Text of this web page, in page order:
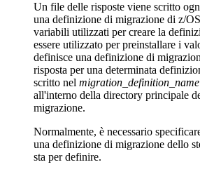
Un file delle risposte viene scritto
una definizione di migrazione di z/
variabili utilizzati per creare la
essere utilizzato per preinstallare i
definisce una definizione di
risposta per una determinata
scritto nel migration_definition_name
all'interno della directory principale
migrazione.
Normalmente, è necessario
una definizione di migrazione dello
sta per definire.